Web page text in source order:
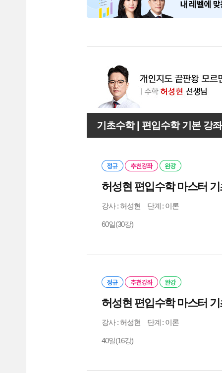
기초수학 | 편입수학 기본 강좌
허성현 편입수학 마스터
강사 :허성현 단계 : 이론
60일(30강)
허성현 편입수학 마스터
강사 :허성현 단계 : 이론
40일(16강)